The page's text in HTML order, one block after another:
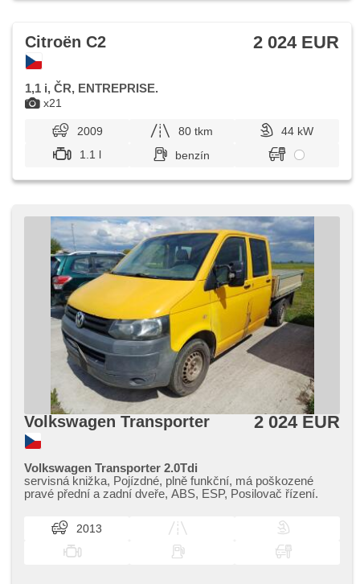
x21
Citroën C2 2 024 EUR
1,1 i, ČR, ENTREPRISE.
2009 80 tkm
44 kW
1.1 l
benzín
Volkswagen Transporter 2 024 EUR
Volkswagen Transporter 2.0Tdi
servisná knižka,​ Pojízdné,​ plně funkční,​ má poškozené
pravé přední a zadní dveře,​ ABS,​ ESP,​ Posilovač řízení.
2013